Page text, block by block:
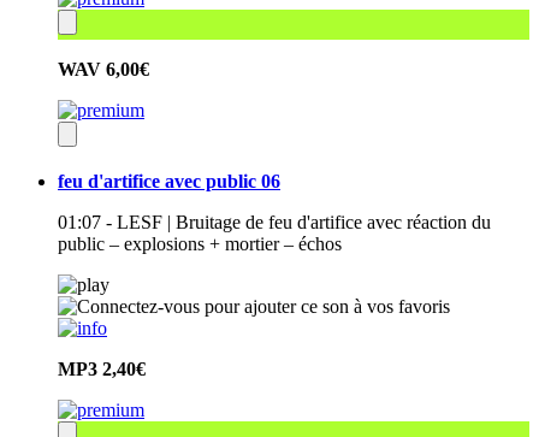
WAV 6,00€
feu d'artifice avec public 06
01:07 - LESF | Bruitage de feu d'artifice avec réaction du
public – explosions + mortier – échos
MP3 2,40€